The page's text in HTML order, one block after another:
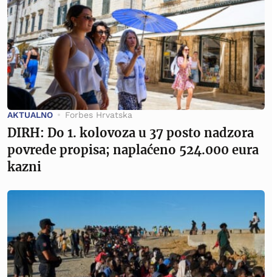
AKTUALNO Forbes Hrvatska
DIRH: Do 1. kolovoza u 37 posto nadzora
povrede propisa; naplaćeno 524.000 eura
kazni